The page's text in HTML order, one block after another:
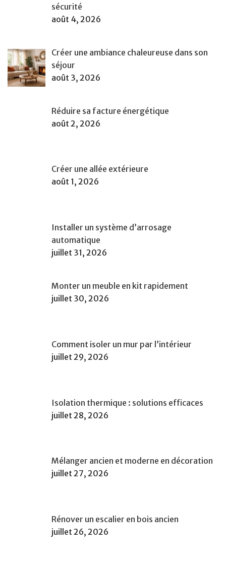
sécurité
août 4, 2026
Créer une ambiance chaleureuse dans son
séjour
août 3, 2026
Réduire sa facture énergétique
août 2, 2026
Créer une allée extérieure
août 1, 2026
Installer un système d’arrosage
automatique
juillet 31, 2026
Monter un meuble en kit rapidement
juillet 30, 2026
Comment isoler un mur par l’intérieur
juillet 29, 2026
Isolation thermique : solutions efficaces
juillet 28, 2026
Mélanger ancien et moderne en décoration
juillet 27, 2026
Rénover un escalier en bois ancien
juillet 26, 2026